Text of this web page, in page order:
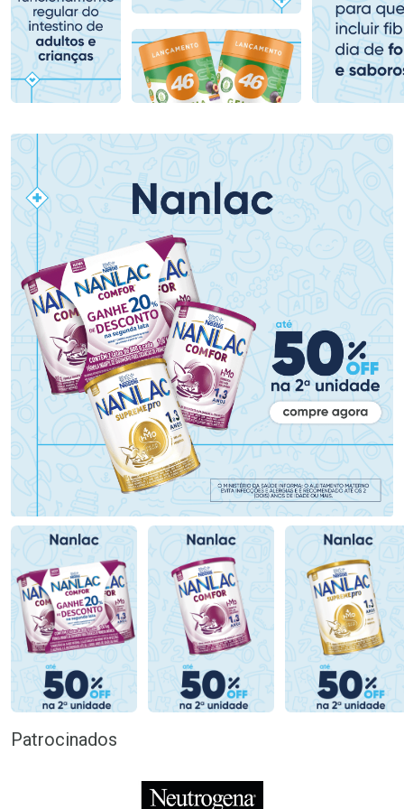
Comprar sem Desconto
Por R$ 279,90/cada
Comprar sem Desconto
Por R$ 279,90/cada
Comprar sem Desconto
Por R$ 389,99/cada
Comprar sem Desconto
Por R$ 389,99/cada
Patrocinados